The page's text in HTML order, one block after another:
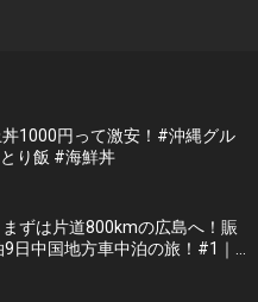
1000円って激安！#沖縄グル
り飯 #海鮮丼
まずは片道800kmの広島へ！賑
日中国地方車中泊の旅！#1｜
族大絶賛のご当地ラーメン｜